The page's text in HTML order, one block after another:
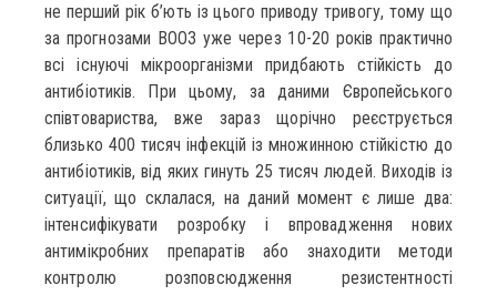
не перший рік б’ють із цього приводу тривогу, тому що
за прогнозами ВООЗ уже через 10-20 років практично
всі існуючі мікроорганізми придбають стійкість до
антибіотиків. При цьому, за даними Європейського
співтовариства, вже зараз щорічно реєструється
близько 400 тисяч інфекцій із множинною стійкістю до
антибіотиків, від яких гинуть 25 тисяч людей. Виходів із
ситуації, що склалася, на даний момент є лише два:
інтенсифікувати розробку і впровадження нових
антимікробних препаратів або знаходити методи
контролю розповсюдження резистентності